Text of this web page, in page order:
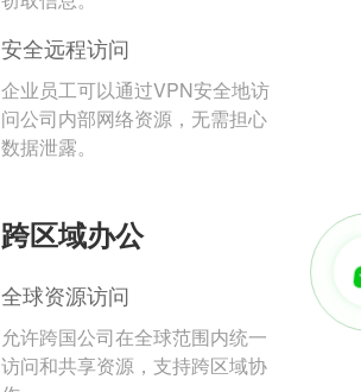
安全远程访问
企业员工可以通过VPN安全地访
问公司内部网络资源，无需担心
数据泄露。
跨区域办公
全球资源访问
允许跨国公司在全球范围内统一
访问和共享资源，支持跨区域协